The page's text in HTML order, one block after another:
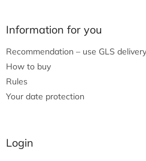
Information for you
Recommendation – use GLS
How to buy
Rules
Your date protection
Login